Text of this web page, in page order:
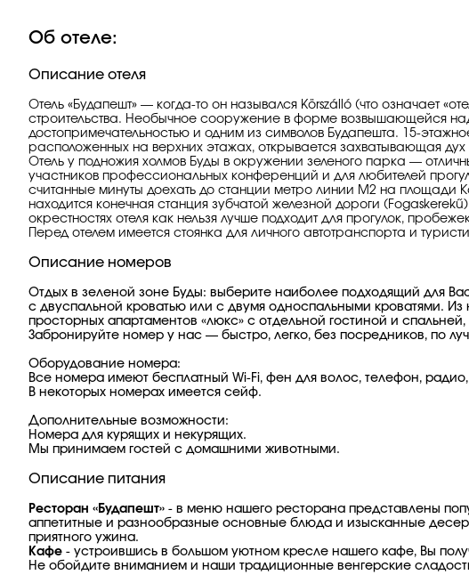
Об отеле:
Описание отеля
Отель «Будапешт» — когда-то он назывался Körszálló (что означает
строительства. Необычное сооружение в форме возвышающейся
достопримечательностью и одним из символов Будапешта. 15-
расположенных на верхних этажах, открывается захватывающая
Отель у подножия холмов Буды в окружении зеленого парка —
участников профессиональных конференций и для любителей
считанные минуты доехать до станции метро линии М2 на площади
находится конечная станция зубчатой железной дороги
окрестностях отеля как нельзя лучше подходит для прогулок,
Перед отелем имеется стоянка для личного автотранспорта и
Описание номеров
Отдых в зеленой зоне Буды: выберите наиболее подходящий для
с двуспальной кроватью или с двумя односпальными кроватями.
просторных апартаментов «люкс» с отдельной гостиной и
Забронируйте номер у нас — быстро, легко, без посредников, по
Оборудование номера:
Все номера имеют бесплатный Wi-Fi, фен для волос, телефон,
В некоторых номерах имеется сейф.
Дополнительные возможности:
Номера для курящих и некурящих.
Мы принимаем гостей с домашними животными.
Описание питания
Ресторан «Будапешт» - в меню нашего ресторана представлены
аппетитные и разнообразные основные блюда и изысканные
приятного ужина.
Кафе - устроившись в большом уютном кресле нашего кафе, Вы
Не обойдите вниманием и наши традиционные венгерские